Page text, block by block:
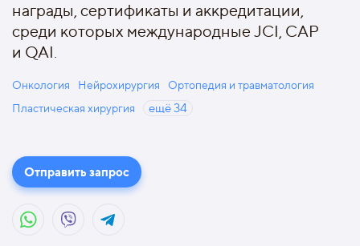
награды, сертификаты и аккредитации,
среди которых международные JCI, CAP
и QAI.
Онкология Нейрохирургия
Ортопедия и травматология
Пластическая хирургия
ещё34
Отправить запрос